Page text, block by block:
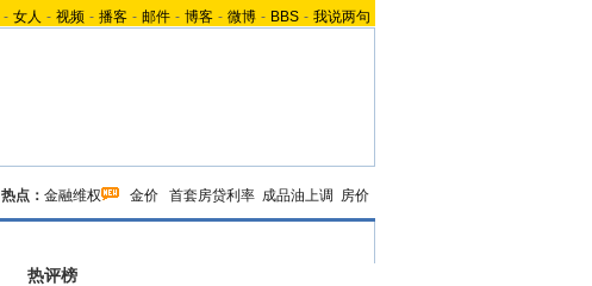
- 女人 - 视频 - 播客 - 邮件 - 博客 - 微博 - BBS - 我说两句
热点： 金融维权 金价 首套房贷利率 成品油上调 房价
热评榜